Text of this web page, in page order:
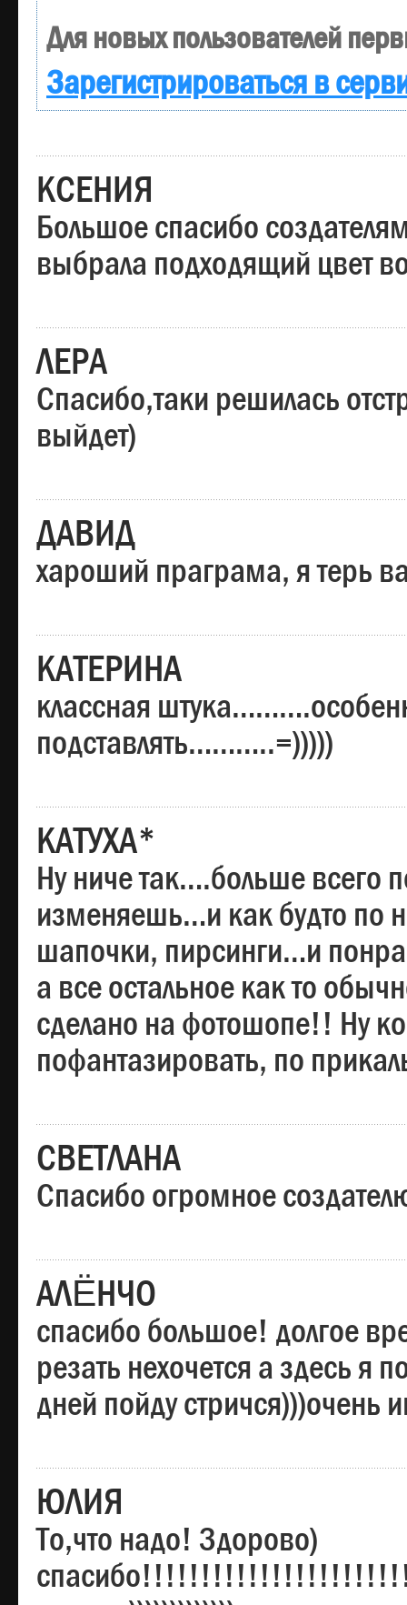
Для новых пользователей
Зарегистрироваться в
КСЕНИЯ
Большое спасибо
выбрала подходящий цвет
ЛЕРА
Спасибо,таки решилась
выйдет)
ДАВИД
хароший праграма, я терь
КАТЕРИНА
классная
подставлять………..=)))))
КАТУХА*
Ну ниче так….больше всего
изменяешь…и как будто по
шапочки, пирсинги…и
а все остальное как то
сделано на фотошопе!! Ну
пофантазировать, по
СВЕТЛАНА
Спасибо огромное
АЛЁНЧО
спасибо большое! долгое
резать нехочется а здесь я
дней пойду стричся)))очень
ЮЛИЯ
То,что надо! Здорово)